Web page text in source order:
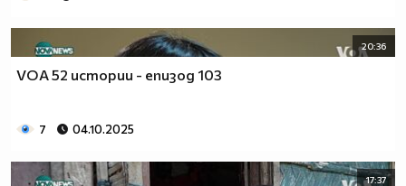
20:36
VOA 52 истории - епизод 103
7 04.10.2025
17:37